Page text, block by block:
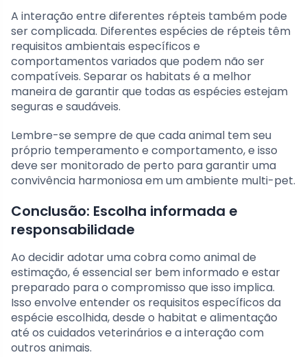
A interação entre diferentes répteis também pode
ser complicada. Diferentes espécies de répteis têm
requisitos ambientais específicos e
comportamentos variados que podem não ser
compatíveis. Separar os habitats é a melhor
maneira de garantir que todas as espécies estejam
seguras e saudáveis.
Lembre-se sempre de que cada animal tem seu
próprio temperamento e comportamento, e isso
deve ser monitorado de perto para garantir uma
convivência harmoniosa em um ambiente multi-pet.
Conclusão: Escolha informada e
responsabilidade
Ao decidir adotar uma cobra como animal de
estimação, é essencial ser bem informado e estar
preparado para o compromisso que isso implica.
Isso envolve entender os requisitos específicos da
espécie escolhida, desde o habitat e alimentação
até os cuidados veterinários e a interação com
outros animais.